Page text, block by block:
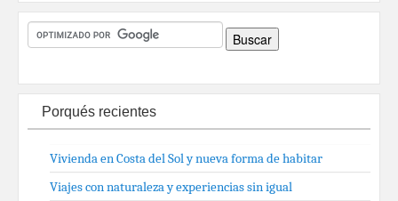
Porqués recientes
Vivienda en Costa del Sol y nueva forma de habitar
Viajes con naturaleza y experiencias sin igual